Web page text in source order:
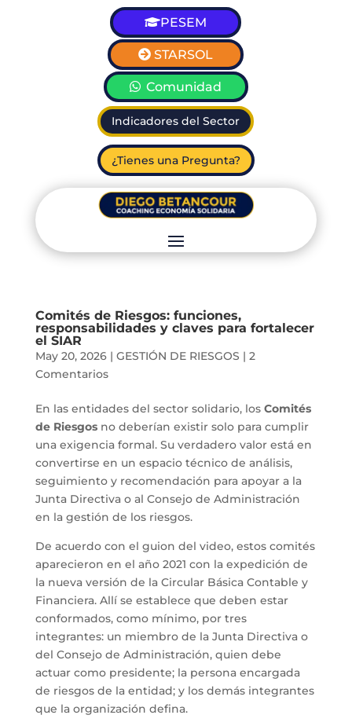
PESEM
STARSOL
Comunidad
Indicadores del Sector
¿Tienes una Pregunta?
Comités de Riesgos: funciones,
responsabilidades y claves para fortalecer
el SIAR
May 20, 2026| GESTIÓN DE RIESGOS | 2
Comentarios
En las entidades del sector solidario, los Comités
de Riesgosno deberían existir solo para cumplir
una exigencia formal. Su verdadero valor está en
convertirse en un espacio técnico de análisis,
seguimiento y recomendación para apoyar a la
Junta Directiva o al Consejo de Administración
en la gestión de los riesgos.
De acuerdo con el guion del video, estos comités
aparecieron en el año 2021 con la expedición de
la nueva versión de la Circular Básica Contable y
Financiera. Allí se establece que deben estar
conformados, como mínimo, por tres
integrantes: un miembro de la Junta Directiva o
del Consejo de Administración, quien debe
actuar como presidente; la persona encargada
de riesgos de la entidad; y los demás integrantes
que la organización defina.